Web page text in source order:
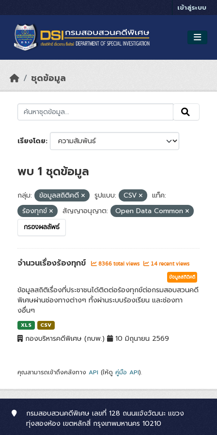
เข้าสู่ระบบ
ชุดข้อมูล
เรียงโดย
พบ 1 ชุดข้อมูล
กลุ่ม: ข้อมูลสถิติคดี รูปแบบ: CSV
แท็ค:
ร้องทุกข์
สัญญาอนุญาต: Open Data Common
กรองผลลัพธ์
จำนวนเรื่องร้องทุกข์ 8366 total views 14 recent views
ข้อมูลสถิติคดี
ข้อมูลสถิติเรื่องที่ประชาชนได้ติดต่อร้องทุกข์ต่อกรมสอบสวนคดี
พิเศษผ่านช่องทางต่างๆ ทั้งผ่านระบบร้องเรียน และช่องทา
งอื่นๆ
XLS CSV
กองบริหารคดีพิเศษ (กบพ.) 10 มิถุนายน 2569
คุณสามารถเข้าถึงคลังทาง API (ให้ดู คู่มือ API).
กรมสอบสวนคดีพิเศษ เลขที่ 128 ถนนแจ้งวัฒนะ แขวง
ทุ่งสองห้อง เขตหลักสี่ กรุงเทพมหานคร 10210